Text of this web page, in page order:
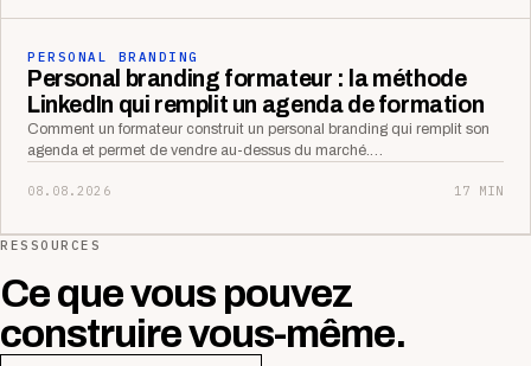
PERSONAL BRANDING
Personal branding formateur : la méthode
LinkedIn qui remplit un agenda de formation
Comment un formateur construit un personal branding qui remplit son
agenda et permet de vendre au-dessus du marché.…
08.08.2026 17 MIN
RESSOURCES
Ce que vous pouvez
construire vous-même.